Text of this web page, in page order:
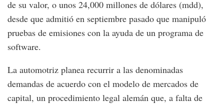
de su valor, o unos 24,000 millones de dólares (mdd),
desde que admitió en septiembre pasado que manipuló
pruebas de emisiones con la ayuda de un programa de
software.
La automotriz planea recurrir a las denominadas
demandas de acuerdo con el modelo de mercados de
capital, un procedimiento legal alemán que, a falta de